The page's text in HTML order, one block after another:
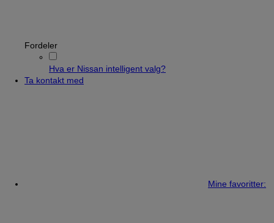
Fordeler
Hva er Nissan intelligent valg?
Ta kontakt med
Mine favoritter: